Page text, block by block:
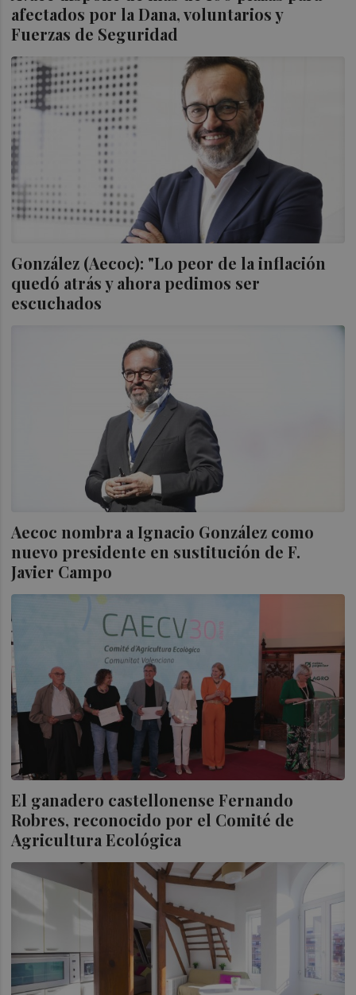
afectados por la Dana, voluntarios y
Fuerzas de Seguridad
González (Aecoc): "Lo peor de la inflación
quedó atrás y ahora pedimos ser
escuchados
Aecoc nombra a Ignacio González como
nuevo presidente en sustitución de F.
Javier Campo
El ganadero castellonense Fernando
Robres, reconocido por el Comité de
Agricultura Ecológica